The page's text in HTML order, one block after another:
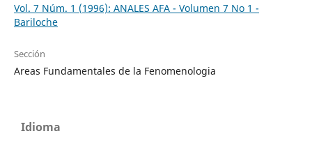
Vol. 7 Núm. 1 (1996): ANALES AFA - Volumen 7 No 1 -
Bariloche
Sección
Areas Fundamentales de la Fenomenologia
Idioma